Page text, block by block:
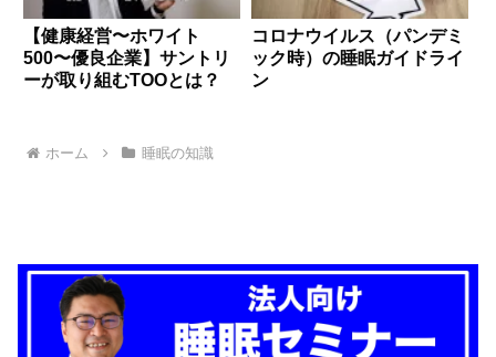
【健康経営〜ホワイト
500〜優良企業】サントリ
ーが取り組むTOOとは？
コロナウイルス（パンデミ
ック時）の睡眠ガイドライ
ン
ホーム 睡眠の知識